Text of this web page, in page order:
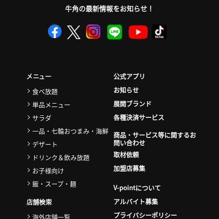
牛角の最新情報をお知らせ！
メニュー
食べ放題
単品メニュー
サラダ
一品・七輪おつまみ・海鮮
デザート
ドリンク＆飲み放題
お子様向け
飯・スープ・麺
店舗検索
海外店舗一覧
公式アプリ
お知らせ
展開ブランド
各種決済サービス
商品・サービス等に関するお
問い合わせ
取材依頼
加盟店募集
V-pointについて
アルバイト募集
プライバシーポリシー